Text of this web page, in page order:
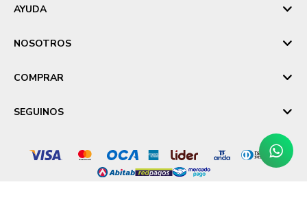
AYUDA
NOSOTROS
COMPRAR
SEGUINOS